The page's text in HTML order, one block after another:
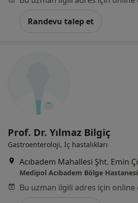
Randevu talep et
Prof. Dr. Yılmaz Bilgiç
Gastroenteroloji, İç hastalıkları
Medipol Acıbadem Bölge Hastanesi